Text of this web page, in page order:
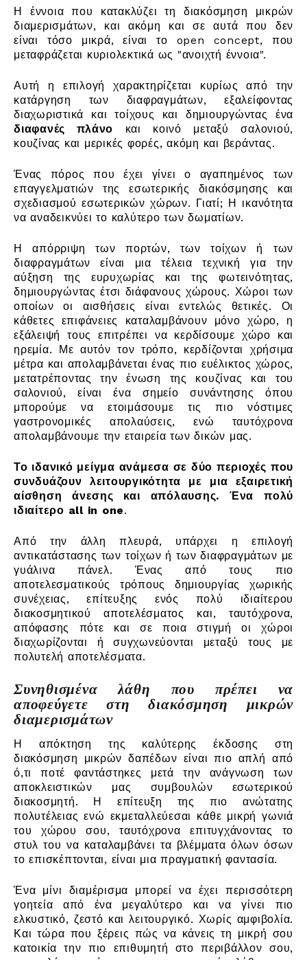
Η έννοια που κατακλύζει τη διακόσμηση μικρών
διαμερισμάτων, και ακόμη και σε αυτά που δεν
είναι τόσο μικρά, είναι το open concept, που
μεταφράζεται κυριολεκτικά ως "ανοιχτή έννοια".
Αυτή η επιλογή χαρακτηρίζεται κυρίως από την
κατάργηση των διαφραγμάτων, εξαλείφοντας
διαχωριστικά και τοίχους και δημιουργώντας ένα
διαφανές πλάνο και κοινό μεταξύ σαλονιού,
κουζίνας και μερικές φορές, ακόμη και βεράντας.
Ένας πόρος που έχει γίνει ο αγαπημένος των
επαγγελματιών της εσωτερικής διακόσμησης και
σχεδιασμού εσωτερικών χώρων. Γιατί; Η ικανότητα
να αναδεικνύει το καλύτερο των δωματίων.
Η απόρριψη των πορτών, των τοίχων ή των
διαφραγμάτων είναι μια τέλεια τεχνική για την
αύξηση της ευρυχωρίας και της φωτεινότητας,
δημιουργώντας έτσι διάφανους χώρους. Χώροι των
οποίων οι αισθήσεις είναι εντελώς θετικές. Οι
κάθετες επιφάνειες καταλαμβάνουν μόνο χώρο, η
εξάλειψή τους επιτρέπει να κερδίσουμε χώρο και
ηρεμία. Με αυτόν τον τρόπο, κερδίζονται χρήσιμα
μέτρα και απολαμβάνεται ένας πιο ευέλικτος χώρος,
μετατρέποντας την ένωση της κουζίνας και του
σαλονιού, είναι ένα σημείο συνάντησης όπου
μπορούμε να ετοιμάσουμε τις πιο νόστιμες
γαστρονομικές απολαύσεις, ενώ ταυτόχρονα
απολαμβάνουμε την εταιρεία των δικών μας.
Το ιδανικό μείγμα ανάμεσα σε δύο περιοχές που
συνδυάζουν λειτουργικότητα με μια εξαιρετική
αίσθηση άνεσης και απόλαυσης. Ένα πολύ
ιδιαίτερο all in one.
Από την άλλη πλευρά, υπάρχει η επιλογή
αντικατάστασης των τοίχων ή των διαφραγμάτων με
γυάλινα πάνελ. Ένας από τους πιο
αποτελεσματικούς τρόπους δημιουργίας χωρικής
συνέχειας, επίτευξης ενός πολύ ιδιαίτερου
διακοσμητικού αποτελέσματος και, ταυτόχρονα,
απόφασης πότε και σε ποια στιγμή οι χώροι
διαχωρίζονται ή συγχωνεύονται μεταξύ τους με
πολυτελή αποτελέσματα.
Συνηθισμένα λάθη που πρέπει να
αποφεύγετε στη διακόσμηση μικρών
διαμερισμάτων
Η απόκτηση της καλύτερης έκδοσης στη
διακόσμηση μικρών δαπέδων είναι πιο απλή από
ό,τι ποτέ φαντάστηκες μετά την ανάγνωση των
αποκλειστικών μας συμβουλών εσωτερικού
διακοσμητή. Η επίτευξη της πιο ανώτατης
πολυτέλειας ενώ εκμεταλλεύεσαι κάθε μικρή γωνιά
του χώρου σου, ταυτόχρονα επιτυγχάνοντας το
στυλ του να καταλαμβάνει τα βλέμματα όλων όσων
το επισκέπτονται, είναι μια πραγματική φαντασία.
Ένα μίνι διαμέρισμα μπορεί να έχει περισσότερη
γοητεία από ένα μεγαλύτερο και να γίνει πιο
ελκυστικό, ζεστό και λειτουργικό. Χωρίς αμφιβολία.
Και τώρα που ξέρεις πώς να κάνεις τη μικρή σου
κατοικία την πιο επιθυμητή στο περιβάλλον σου,